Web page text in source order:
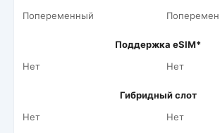
Попеременный
Поддержка eSIM*
Нет
Нет
Гибридный слот
Нет
Нет